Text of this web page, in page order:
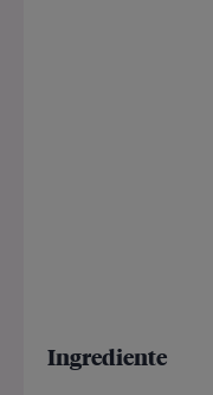
Ingrediente